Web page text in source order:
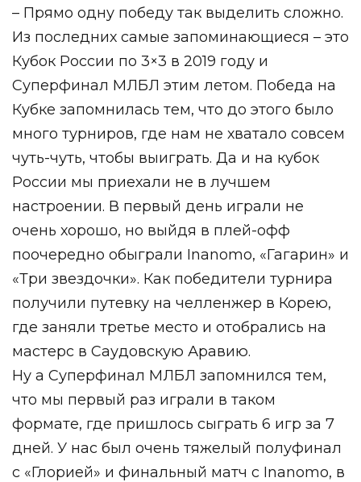
⁣⁣– Прямо одну победу так выделить сложно.
Из последних самые запоминающиеся – это
Кубок России по 3×3 в 2019 году и
Суперфинал МЛБЛ этим летом. ⁣Победа на
Кубке запомнилась тем, что до этого было
много турниров, где нам не хватало совсем
чуть-чуть, чтобы выиграть. Да и на кубок
России мы приехали не в лучшем
настроении. В первый день играли не
очень хорошо, но выйдя в плей-офф
поочередно обыграли Inanomo, «Гагарин» и
«Три звездочки». Как победители турнира
получили путевку на челленжер в Корею,
где заняли третье место и отобрались на
мастерс в Саудовскую Аравию.⁣⁣⠀
Ну а Суперфинал МЛБЛ запомнился тем,
что мы первый раз играли в таком
формате, где пришлось сыграть 6 игр за 7
дней. ⁣У нас был очень тяжелый полуфинал
с «Глорией» и финальный матч с Inanomo, в